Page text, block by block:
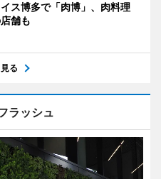
ス博多で「肉博」、肉料理
舗も
る
ラッシュ